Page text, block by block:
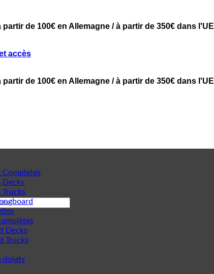
de 100€ en Allemagne / à partir de 350€ dans l'UE
accès
de 100€ en Allemagne / à partir de 350€ dans l'UE
Completes
Decks
Trucks
Decks
Trucks
doigts